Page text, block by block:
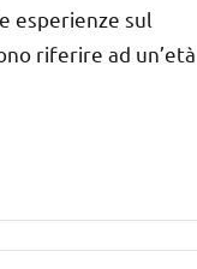
esperienze sul
riferire ad un’età